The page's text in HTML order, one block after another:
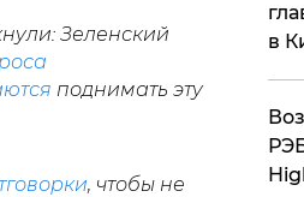
Зеленский
поднимать эту
, чтобы не
в